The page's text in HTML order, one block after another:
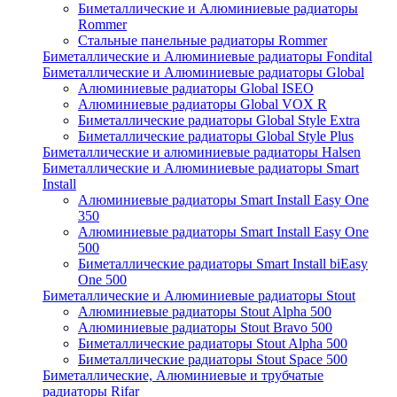
Биметаллические и Алюминиевые радиаторы
Rommer
Стальные панельные радиаторы Rommer
Биметаллические и Алюминиевые радиаторы Fondital
Биметаллические и Алюминиевые радиаторы Global
Алюминиевые радиаторы Global ISEO
Алюминиевые радиаторы Global VOX R
Биметаллические радиаторы Global Style Extra
Биметаллические радиаторы Global Style Plus
Биметаллические и алюминиевые радиаторы Halsen
Биметаллические и Алюминиевые радиаторы Smart
Install
Алюминиевые радиаторы Smart Install Easy One
350
Алюминиевые радиаторы Smart Install Easy One
500
Биметаллические радиаторы Smart Install biEasy
One 500
Биметаллические и Алюминиевые радиаторы Stout
Алюминиевые радиаторы Stout Alpha 500
Алюминиевые радиаторы Stout Bravo 500
Биметаллические радиаторы Stout Alpha 500
Биметаллические радиаторы Stout Space 500
Биметаллические, Алюминиевые и трубчатые
радиаторы Rifar